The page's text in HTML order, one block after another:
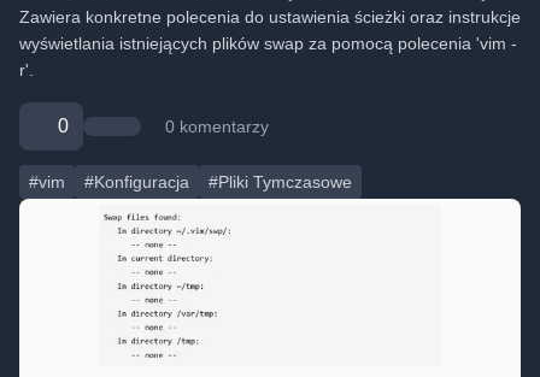
Zawiera konkretne polecenia do ustawienia ścieżki oraz instrukcje
wyświetlania istniejących plików swap za pomocą polecenia 'vim -
r'.
0 0 komentarzy
#vim #Konfiguracja #Pliki Tymczasowe